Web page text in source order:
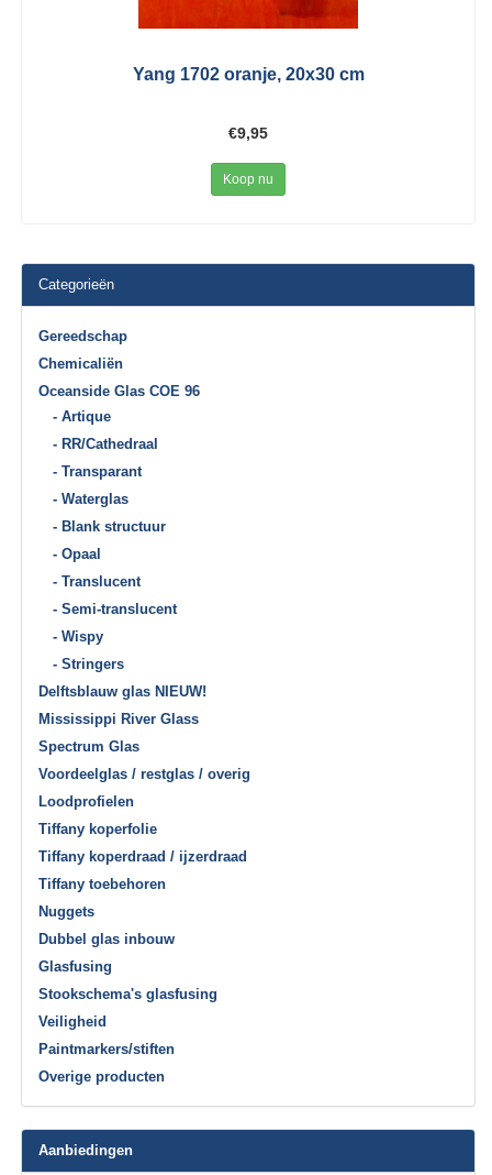
Yang 1702 oranje, 20x30 cm
€9,95
Koop nu
Categorieën
Gereedschap
Chemicaliën
Oceanside Glas COE 96
- Artique
- RR/Cathedraal
- Transparant
- Waterglas
- Blank structuur
- Opaal
- Translucent
- Semi-translucent
- Wispy
- Stringers
Delftsblauw glas NIEUW!
Mississippi River Glass
Spectrum Glas
Voordeelglas / restglas / overig
Loodprofielen
Tiffany koperfolie
Tiffany koperdraad / ijzerdraad
Tiffany toebehoren
Nuggets
Dubbel glas inbouw
Glasfusing
Stookschema's glasfusing
Veiligheid
Paintmarkers/stiften
Overige producten
Aanbiedingen